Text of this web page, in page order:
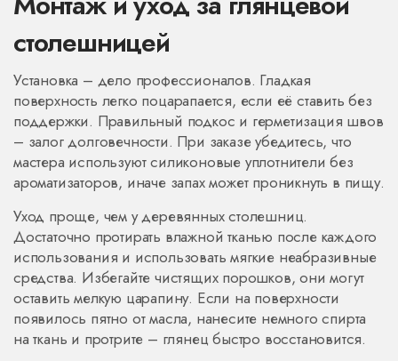
столешницей
Установка – дело профессионалов. Гладкая
поверхность легко поцарапается, если её ставить без
поддержки. Правильный подкос и герметизация швов
– залог долговечности. При заказе убедитесь, что
мастера используют силиконовые уплотнители без
ароматизаторов, иначе запах может проникнуть в пищу.
Уход проще, чем у деревянных столешниц.
Достаточно протирать влажной тканью после каждого
использования и использовать мягкие неабразивные
средства. Избегайте чистящих порошков, они могут
оставить мелкую царапину. Если на поверхности
появилось пятно от масла, нанесите немного спирта
на ткань и протрите – глянец быстро восстановится.